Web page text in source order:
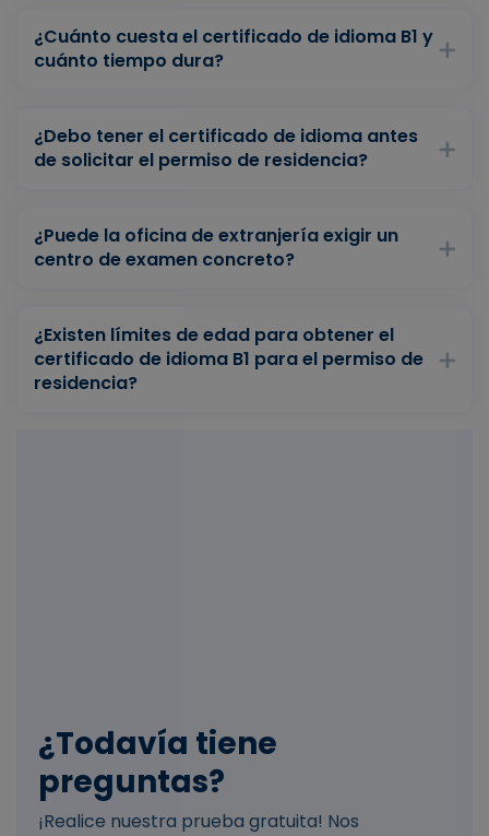
¿Cuánto cuesta el certificado de idioma B1 y
cuánto tiempo dura?
¿Debo tener el certificado de idioma antes
de solicitar el permiso de residencia?
¿Puede la oficina de extranjería exigir un
centro de examen concreto?
¿Existen límites de edad para obtener el
certificado de idioma B1 para el permiso de
residencia?
¿Todavía tiene
preguntas?
¡Realice nuestra prueba gratuita! Nos